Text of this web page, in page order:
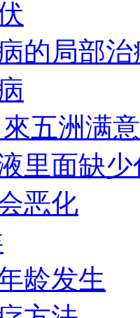
的局部治
五洲满意
里面缺少
恶化
龄发生